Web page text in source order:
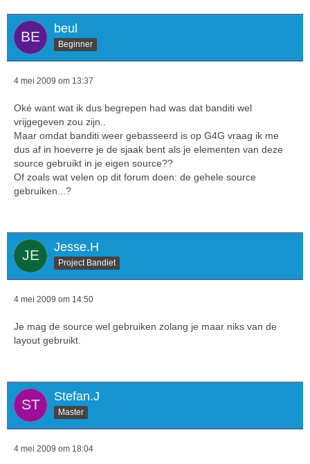
beul
Beginner
4 mei 2009 om 13:37
Oké want wat ik dus begrepen had was dat banditi wel
vrijgegeven zou zijn..
Maar omdat banditi weer gebasseerd is op G4G vraag ik me
dus af in hoeverre je de sjaak bent als je elementen van deze
source gebruikt in je eigen source??
Of zoals wat velen op dit forum doen: de gehele source
gebruiken...?
Jesse.H
Project Bandiet
4 mei 2009 om 14:50
Je mag de source wel gebruiken zolang je maar niks van de
layout gebruikt.
Stefan.J
Master
4 mei 2009 om 18:04